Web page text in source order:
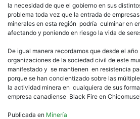
la necesidad de que el gobierno en sus
problema toda vez que la entrada de
minerales en esta región podría culminar en
afectando y poniendo en riesgo la vida de
De igual manera recordamos que desde el
organizaciones de la sociedad civil de este
manifestado y se mantienen en resistencia
porque se han concientizado sobre las
la actividad minera en cualquiera de sus
empresa canadiense Black Fire en
Publicada en Minería